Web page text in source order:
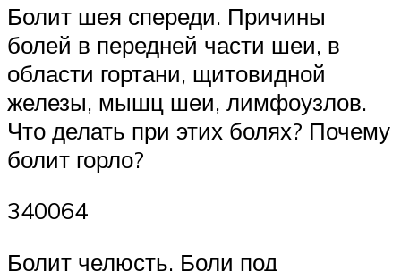
Болит шея спереди. Причины
болей в передней части шеи, в
области гортани, щитовидной
железы, мышц шеи, лимфоузлов.
Что делать при этих болях? Почему
болит горло?
340064
Болит челюсть. Боли под